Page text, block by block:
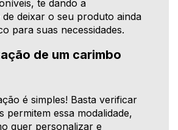
te dando a
deixar o seu produto ainda
para suas necessidades.
de um carimbo
é simples! Basta verificar
permitem essa modalidade,
quer personalizar e